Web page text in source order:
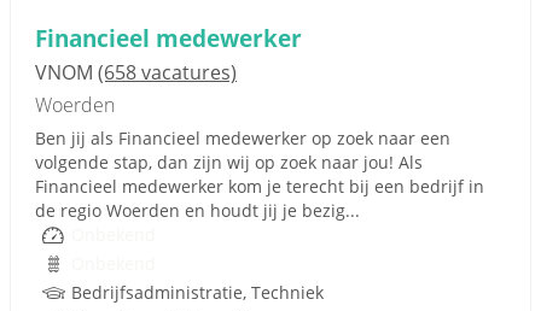
Financieel medewerker
VNOM (658 vacatures)
Woerden
Ben jij als Financieel medewerker op zoek naar een
volgende stap, dan zijn wij op zoek naar jou! Als
Financieel medewerker kom je terecht bij een bedrijf in
de regio Woerden en houdt jij je bezig...
Bedrijfsadministratie, Techniek